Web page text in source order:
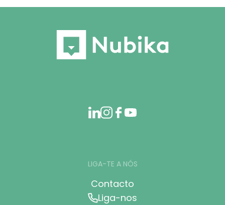
LIGA-TE A NÓS
Contacto
Liga-nos